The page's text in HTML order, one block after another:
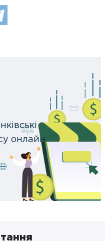
онлайн